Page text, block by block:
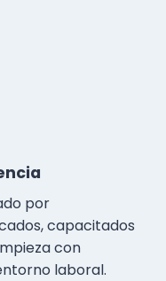
por
capacitados
con
laboral.